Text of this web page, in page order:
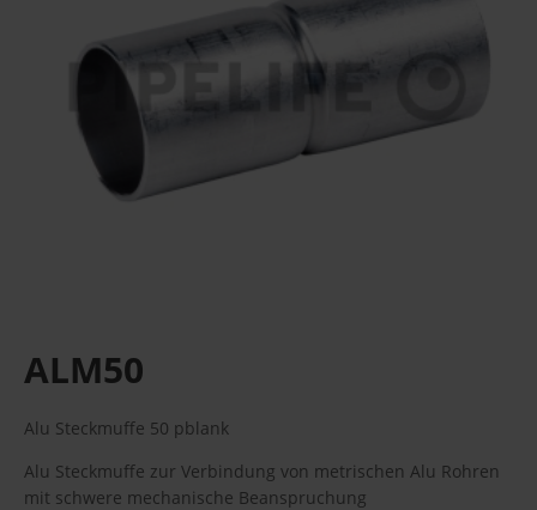
ALM50
Alu Steckmuffe 50 pblank
Alu Steckmuffe zur Verbindung von metrischen Alu Rohren
mit schwere mechanische Beanspruchung